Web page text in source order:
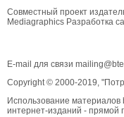
Совместный проект
Mediagraphics Разработка
E-mail для связи
Copyright © 2000-2019,
Использование
интернет-изданий - прямой